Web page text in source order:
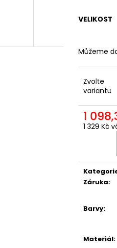
VELIKOST
Můžeme
Zvolte
variantu
1
1 329 Kč
Záruka:
Barvy:
Materiál:
1 561,16 Kč